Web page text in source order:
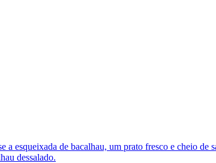
a esqueixada de bacalhau, um prato fresco e cheio
dessalado.